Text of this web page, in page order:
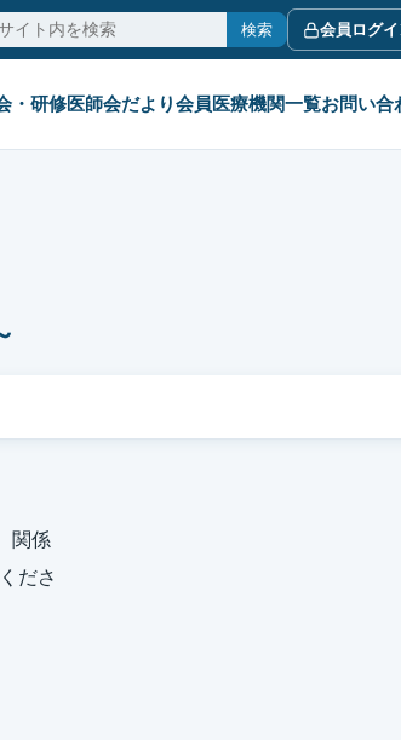
検索 会員ログ
・研修医師会だより会員医療機関一覧お問い合
関係
ださ